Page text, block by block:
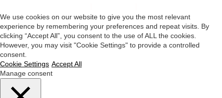
We use cookies on our website to give you the most relevant
experience by remembering your preferences and repeat visits. By
clicking “Accept All”, you consent to the use of ALL the cookies.
However, you may visit "Cookie Settings" to provide a controlled
consent.
Cookie Settings Accept All
Manage consent